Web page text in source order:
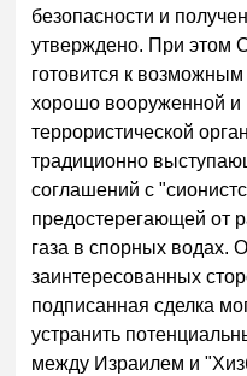
безопасности и
утверждено. При этом
готовится к
хорошо вооруженной
террористической
традиционно
соглашений с
предостерегающей от
газа в спорных водах.
заинтересованных
подписанная сделка
устранить
между Израилем и